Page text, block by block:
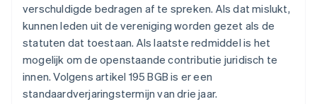
verschuldigde bedragen af te spreken. Als dat mislukt,
kunnen leden uit de vereniging worden gezet als de
statuten dat toestaan. Als laatste redmiddel is het
mogelijk om de openstaande contributie juridisch te
innen. Volgens artikel 195 BGB is er een
standaardverjaringstermijn van drie jaar.